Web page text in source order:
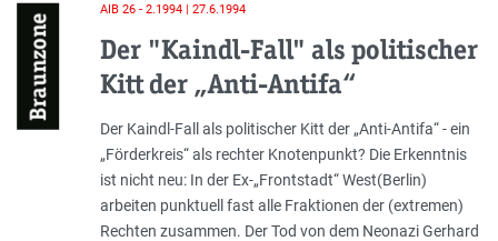
Braunzone
AIB 26 - 2.1994 | 27.6.1994
Der "Kaindl-Fall" als politischer
Kitt der „Anti-Antifa“
Einleitung
Der Kaindl-Fall als politischer Kitt der „Anti-Antifa“ - ein
„Förderkreis“ als rechter Knotenpunkt? Die Erkenntnis
ist nicht neu: In der Ex-„Frontstadt“ West(Berlin)
arbeiten punktuell fast alle Fraktionen der (extremen)
Rechten zusammen. Der Tod von dem Neonazi Gerhard